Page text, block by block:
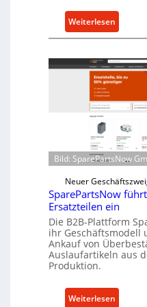
u
t
z
ü
r
i
i
r
k
t
e
A
n
t
i
e
Weiterlesen:
C
l
l
n
t
w
i
c
k
e
l
t
Bild: SparePartsNow
Neuer
SparePartsNow
Ersatzteilen ein
Die B2B-Plattform
ihr Geschäftsmodell
Ankauf von
Auslaufartikeln aus
Produktion.
Weiterlesen: